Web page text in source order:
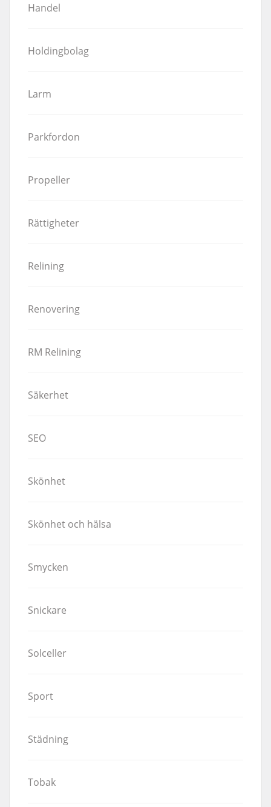
Handel
Holdingbolag
Larm
Parkfordon
Propeller
Rättigheter
Relining
Renovering
RM Relining
Säkerhet
SEO
Skönhet
Skönhet och hälsa
Smycken
Snickare
Solceller
Sport
Städning
Tobak